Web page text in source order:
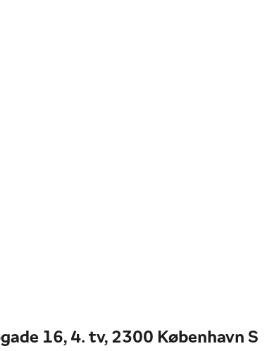
16, 4. tv, 2300 København S